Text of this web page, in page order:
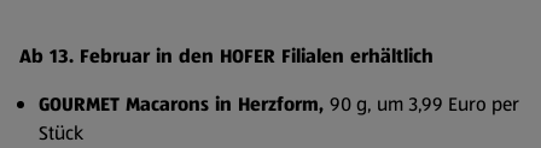
Ab 13. Februar in den HOFER Filialen erhältlich
GOURMET Macarons in Herzform, 90 g, um 3,99 Euro per
Stück